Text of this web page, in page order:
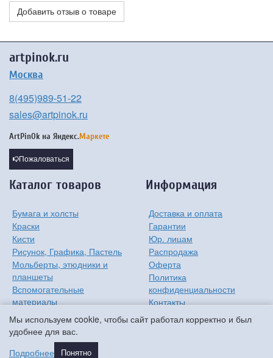
Мы используем cookie, чтобы сайт работал корректно и был
удобнее для вас.
Подробнее
Понятно
Добавить отзыв о товаре
artpinok.ru
Москва
8(495)989-51-22
sales@artpinok.ru
ArtPinOk на Яндекс.Маркете
Пожаловаться
Каталог товаров
Бумага и холсты
Краски
Кисти
Рисунок, Графика, Пастель
Мольберты, этюдники и
планшеты
Вспомогательные
материалы
Хобби
Детям
Мастер-классы
Информация
Доставка и оплата
Гарантии
Юр. лицам
Распродажа
Оферта
Политика
конфиденциальности
Контакты
О компании